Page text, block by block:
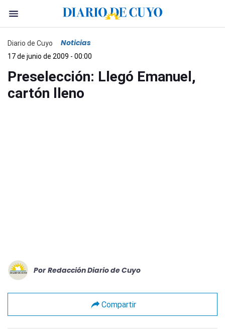
Diario de Cuyo Noticias
17 de junio de 2009 - 00:00
Preselección: Llegó Emanuel,
cartón lleno
Por Redacción Diario de Cuyo
Compartir